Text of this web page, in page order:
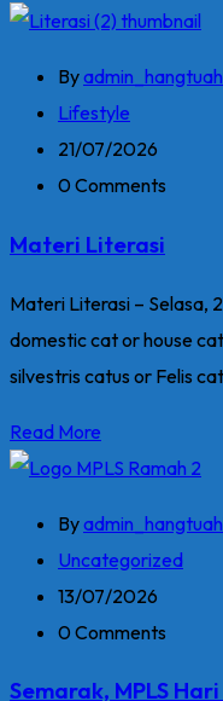
By
Lifestyle
21/07/2026
0 Comments
Materi Literasi
Materi Literasi – Selasa,
domestic cat or house
silvestris catus or Felis
Read More
By
Uncategorized
13/07/2026
0 Comments
Semarak, MPLS